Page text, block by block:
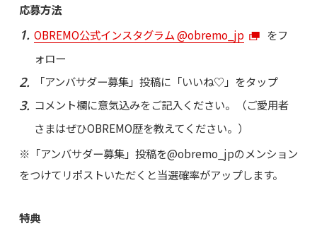
応募方法
OBREMO公式インスタグラム @obremo_jp
をフ
ォロー
「アンバサダー募集」投稿に「いいね♡」をタップ
コメント欄に意気込みをご記入ください。（ご愛用者
さまはぜひOBREMO歴を教えてください。）
※「アンバサダー募集」投稿を@obremo_jpのメンション
をつけてリポストいただくと当選確率がアップします。
特典